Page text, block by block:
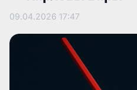
09.04.2026 17:47